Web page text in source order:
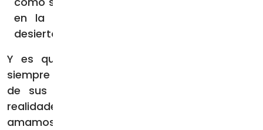
en la tierra, como Juan Bautista en el
desierto».
Y es que estos monjes han intentado ser
siempre fieles al legado de San Bruno y hacer
de sus monasterios un «adelanto» de las
realidades espirituales que nos esperan si
amamos a Dios; un signo de su presencia en el